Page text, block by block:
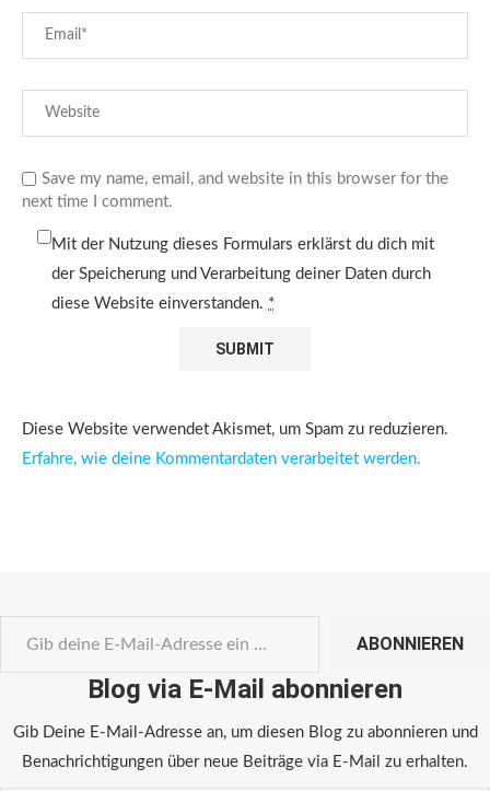
Save my name, email, and website in this browser for the
next time I comment.
Mit der Nutzung dieses Formulars erklärst du dich mit
der Speicherung und Verarbeitung deiner Daten durch
diese Website einverstanden. *
Diese Website verwendet Akismet, um Spam zu reduzieren.
Erfahre, wie deine Kommentardaten verarbeitet werden.
ABONNIEREN
Blog via E-Mail abonnieren
Gib Deine E-Mail-Adresse an, um diesen Blog zu abonnieren und
Benachrichtigungen über neue Beiträge via E-Mail zu erhalten.